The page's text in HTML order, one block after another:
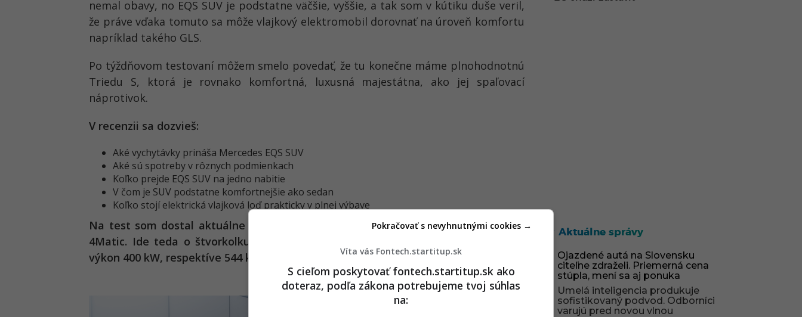
nemal obavy, no EQS SUV je podstatne väčšie, vyššie, a tak som v kútiku duše veril,
že práve vďaka tomuto sa môže vlajkový elektromobil dorovnať na úroveň komfortu
napríklad takého GLS.
Po týždňovom testovaní môžem smelo povedať, že tu konečne máme plnohodnotnú
Triedu S, ktorá je rovnako komfortná, luxusná majestátna, ako jej spaľovací
náprotivok.
V recenzii sa dozvieš:
Aké vychytávky prináša Mercedes EQS SUV
Aké sú spotreby v rôznych podmienkach
Koľko prejde EQS SUV na jedno nabitie
V čom je SUV podstatne komfortnejšie ako sedan
Koľko stojí elektrická vlajková loď prakticky v plnej výbave
Na test som dostal aktuálne tú najvýkonnejšiu verziu EQS SUV s označením 580
4Matic. Ide teda o štvorkolku s dvomi elektromotormi, ktoré produkujú celkový
výkon 400 kW, respektíve 544 koní.
Aktuálne správy
Ojazdené autá na Slovensku
citeľne zdraželi. Priemerná cena
stúpla, mení sa aj ponuka
Umelá inteligencia produkuje
sofistikovaný podvod. Odborníci
varujú pred novou vlnou
Víta vás Fontech.startitup.sk
S cieľom poskytovať fontech.startitup.sk ako
doteraz, podľa zákona potrebujeme tvoj súhlas
na:
Pokračovať s nevyhnutnými cookies →